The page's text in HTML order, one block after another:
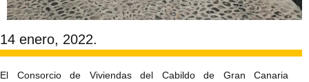
14 enero, 2022.
El Consorcio de Viviendas del Cabildo de Gran Canaria